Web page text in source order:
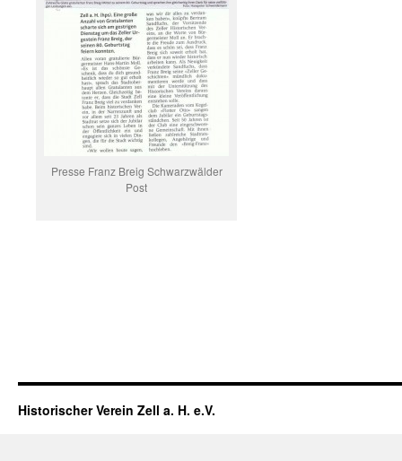
Presse Franz Breig Schwarzwälder
Post
Historischer Verein Zell a. H. e.V.